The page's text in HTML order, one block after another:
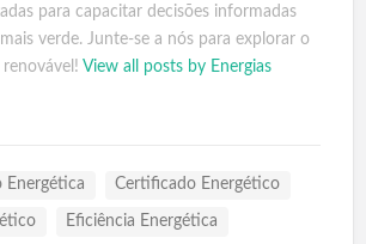
para capacitar decisões informadas
verde. Junte-se a nós para explorar o
View all posts by Energias
Energética Certificado Energético
Eficiência Energética